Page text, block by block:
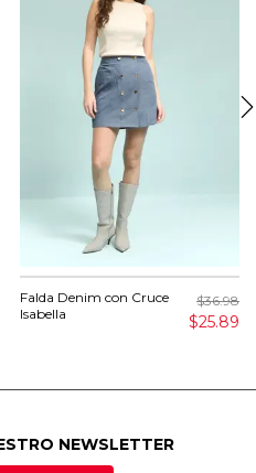
Falda Denim con Cruce
Isabella
$36.98
$25.89
NEWSLETTER